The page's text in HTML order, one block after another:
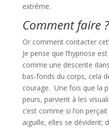
extrême.
Comment faire ?
Or comment contacter
Je pense que l’hypnose
comme une descente
bas-fonds du corps, cela
courage. Une fois que la
peurs, parvient à les
c’est comme si l’on
aiguille, elles se dévident;